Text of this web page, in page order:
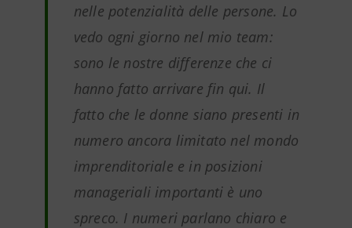
nelle potenzialità delle persone. Lo
vedo ogni giorno nel mio team:
sono le nostre differenze che ci
hanno fatto arrivare fin qui. Il
fatto che le donne siano presenti in
numero ancora limitato nel mondo
imprenditoriale e in posizioni
manageriali importanti è uno
spreco. I numeri parlano chiaro e